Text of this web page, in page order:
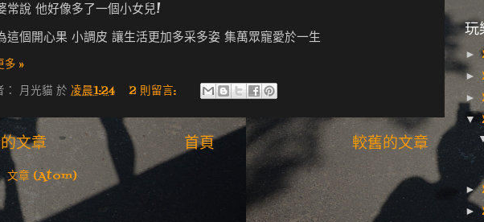
常說 他好像多了一個小女兒!
這個開心果 小調皮 讓生活更加多采多姿 集萬眾寵愛於一生
多 »
月光貓 於 凌晨1:24 2 則留言:
文章 較舊的文章
首頁
文章 (Atom)
玩
►
►
►
▼
►
►